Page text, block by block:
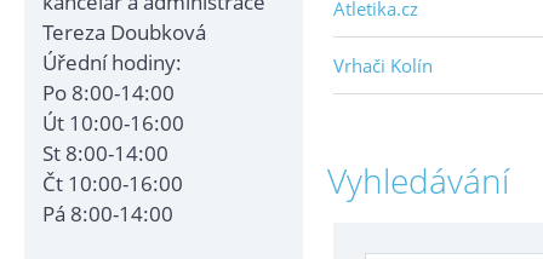
Tereza Doubková
Úřední hodiny:
Po 8:00-14:00
Út 10:00-16:00
St 8:00-14:00
Čt 10:00-16:00
Pá 8:00-14:00
Atletika.cz
Vrhači Kolín
Vyhledávání